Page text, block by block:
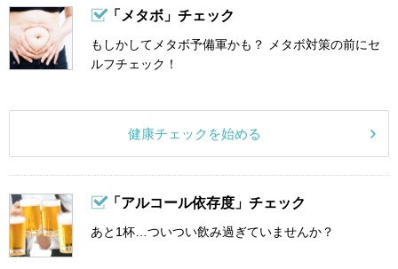
「メタボ」チェック
もしかしてメタボ予備軍かも？ メタボ対策の前にセ
ルフチェック！
健康チェックを始める
「アルコール依存度」チェック
あと1杯…ついつい飲み過ぎていませんか？